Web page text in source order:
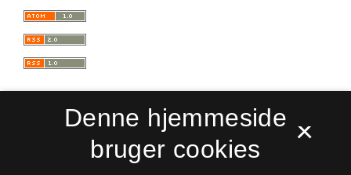
Sprogforum. Tidsskrift for sprog- og
kulturpædagogik
×
Denne hjemmeside
bruger cookies